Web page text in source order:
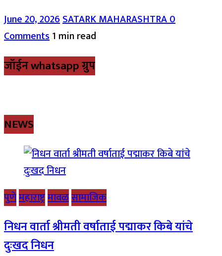
June 20, 2026SATARK MAHARASHTRA0
Comments1 min read
जॉईन whatsapp ग्रुप
NEWS
पुणेमहाराष्ट्रमावळसामाजिक
निधन वार्ता श्रीमती वर्षाताई पद्माकर किबे यांचे
दुःखद निधन